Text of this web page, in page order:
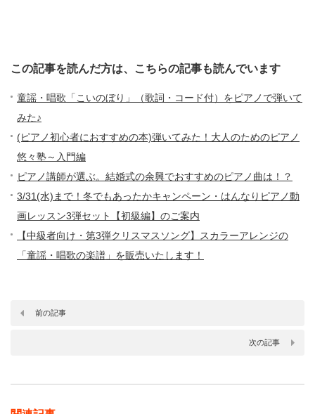
この記事を読んだ方は、こちらの記事も読んでいます
童謡・唱歌「こいのぼり」（歌詞・コード付）をピアノで弾いて
みた♪
(ピアノ初心者におすすめの本)弾いてみた！大人のためのピアノ
悠々塾～入門編
ピアノ講師が選ぶ。結婚式の余興でおすすめのピアノ曲は！？
3/31(水)まで！冬でもあったかキャンペーン・はんなりピアノ動
画レッスン3弾セット【初級編】のご案内
【中級者向け・第3弾クリスマスソング】スカラーアレンジの
「童謡・唱歌の楽譜」を販売いたします！
前の記事
次の記事